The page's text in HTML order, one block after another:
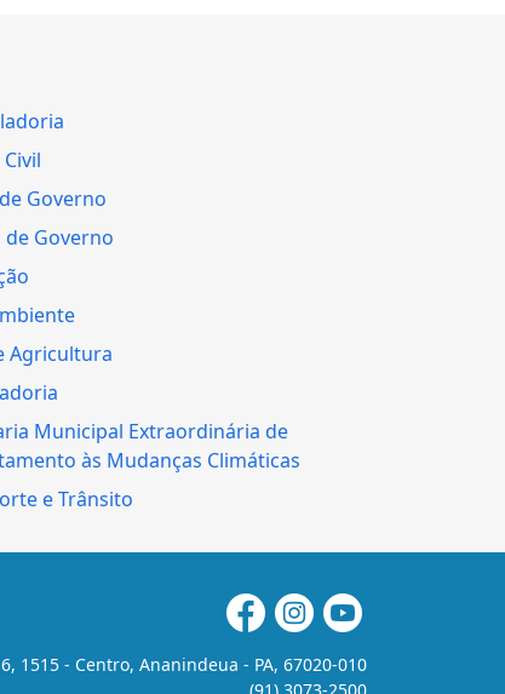
Governo
de Governo
Agricultura
Municipal Extraordinária de
às Mudanças Climáticas
e Trânsito
1515 - Centro, Ananindeua - PA, 67020-010